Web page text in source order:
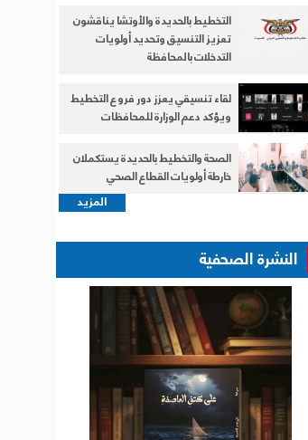
التخطيط بالحديدة والأوتشا يناقشون
تعزيز التنسيق وتحديد أولويات
التدخلات بالمحافظة
لقاء تنسيقي يعزز دور فروع التخطيط
ويؤكد دعم الوزارة للمحافظات
الصحة والتخطيط بالحديدة يستكملان
خارطة أولويات القطاع الصحي
المزيد
النشرة الصحفية